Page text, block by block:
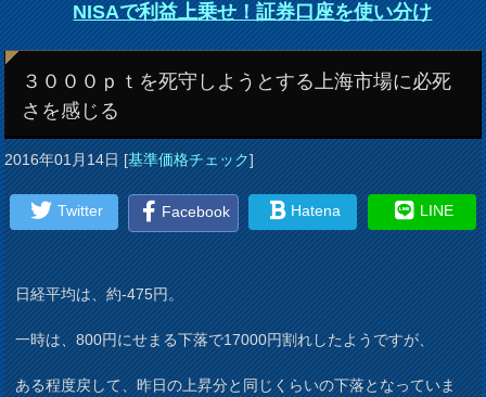
NISAで利益上乗せ！証券口座を使い分け
３０００ｐｔを死守しようとする上海市場に必死
さを感じる
2016年01月14日[基準価格チェック]
Twitter Facebook Hatena LINE
日経平均は、約-475円。
一時は、800円にせまる下落で17000円割れしたようですが、
ある程度戻して、昨日の上昇分と同じくらいの下落となっていま